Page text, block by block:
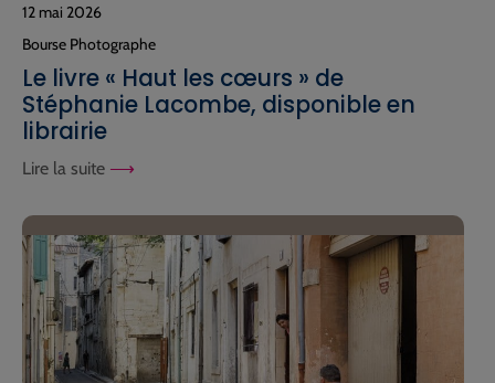
12 mai 2026
Bourse Photographe
Le livre « Haut les cœurs » de
Stéphanie Lacombe, disponible en
librairie
Lire la suite